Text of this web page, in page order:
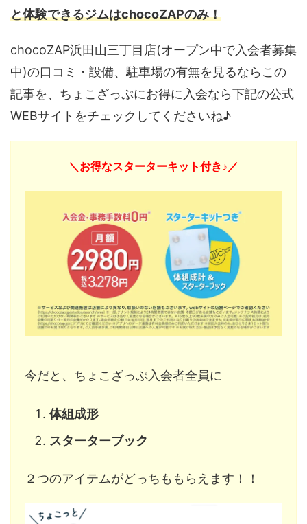
と体験できるジムはchocoZAPのみ！
chocoZAP浜田山三丁目店(オープン中で入会者募集
中)の口コミ・設備、駐車場の有無を見るならこの
記事を、ちょこざっぷにお得に入会なら下記の公式
WEBサイトをチェックしてくださいね♪
＼お得なスターターキット付き♪／
今だと、ちょこざっぷ入会者全員に
体組成形
スターターブック
２つのアイテムがどっちももらえます！！